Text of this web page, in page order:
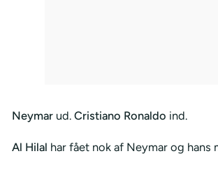
Neymarud. Cristiano Ronaldo ind.
Al Hilal har fået nok af Neymar og hans